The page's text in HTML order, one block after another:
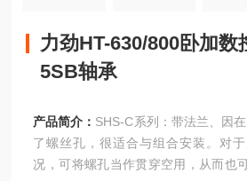
力劲HT-630/800卧加数
5SB轴承
产品简介： SHS-C系列：带法兰、因
了螺丝孔，很适合与组合安装。对
况，可将螺孔当作贯穿空用，从而也